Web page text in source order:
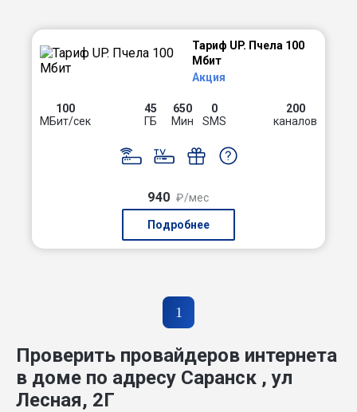
Тариф UP. Пчела 100
Мбит
Акция
100
МБит/сек
45
ГБ
650
Мин
0
SMS
200
каналов
940 ₽/мес
Подробнее
1
Проверить провайдеров интернета
в доме по адресу Саранск , ул
Лесная, 2Г